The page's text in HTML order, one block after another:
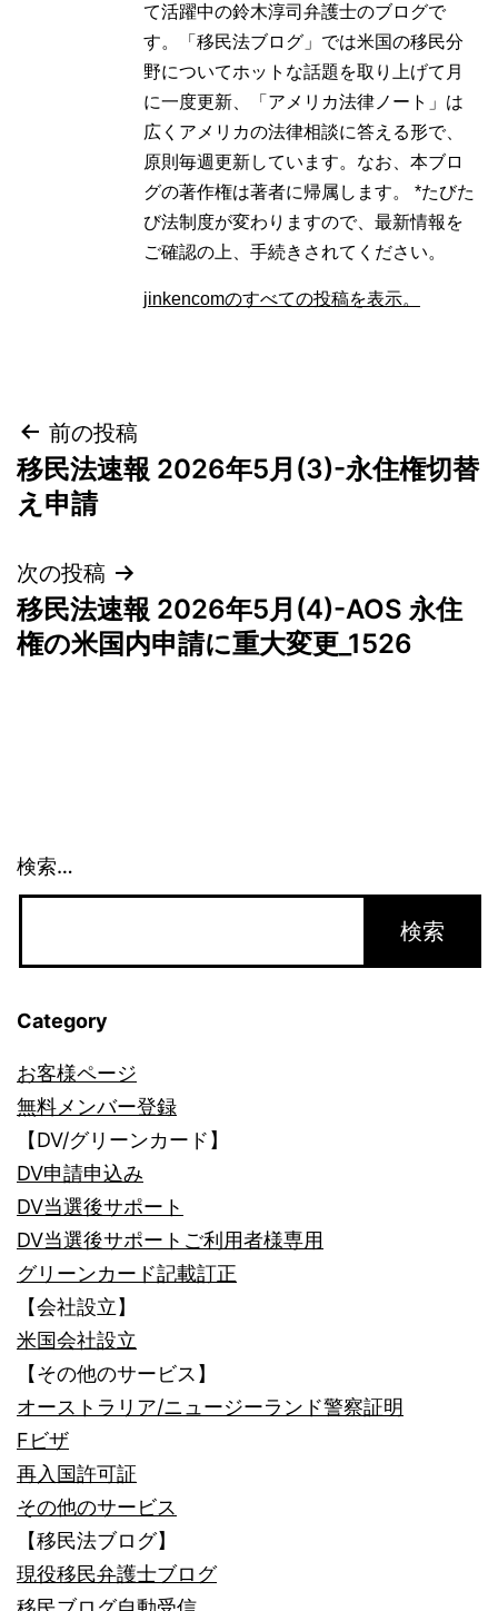
て活躍中の鈴木淳司弁護士のブログで
す。「移民法ブログ」では米国の移民分
野についてホットな話題を取り上げて月
に一度更新、「アメリカ法律ノート」は
広くアメリカの法律相談に答える形で、
原則毎週更新しています。なお、本ブロ
グの著作権は著者に帰属します。 *たびた
び法制度が変わりますので、最新情報を
ご確認の上、手続きされてください。
jinkencomのすべての投稿を表示。
投
稿
ビ
ゲ
ン
前の投稿
移民法速報 2026年5月(3)-永住権切替
え申請
次の投稿
移民法速報 2026年5月(4)-AOS 永住
権の米国内申請に重大変更_1526
検索…
Category
お客様ページ
無料メンバー登録
【DV/グリーンカード】
DV申請申込み
DV当選後サポート
DV当選後サポートご利用者様専用
グリーンカード記載訂正
【会社設立】
米国会社設立
【その他のサービス】
オーストラリア/ニュージーランド警察証明
Fビザ
再入国許可証
その他のサービス
【移民法ブログ】
現役移民弁護士ブログ